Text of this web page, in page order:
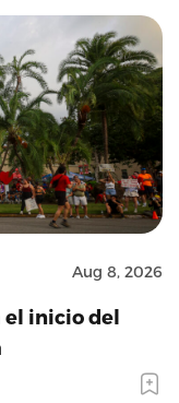
Aug 8, 2026
el inicio del